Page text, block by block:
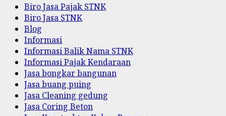
Biro Jasa Pajak STNK
Biro Jasa STNK
Blog
Informasi
Informasi Balik Nama STNK
Informasi Pajak Kendaraan
Jasa bongkar bangunan
Jasa buang puing
Jasa Cleaning gedung
Jasa Coring Beton